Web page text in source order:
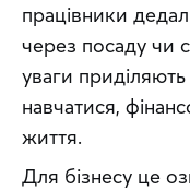
працівники
через посаду чи
уваги приділяють
навчатися,
життя.
Для бізнесу це